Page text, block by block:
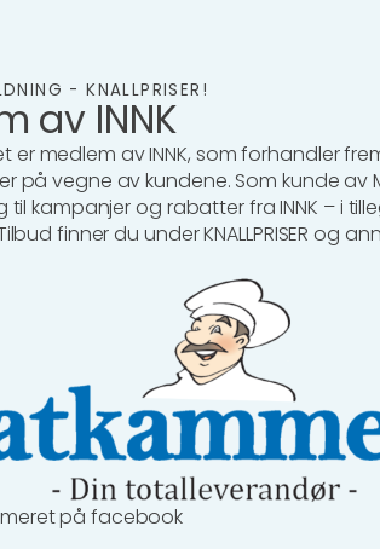
- KNALLPRISER!
av INNK
er medlem av INNK, som forhandler
på vegne av kundene. Som kunde av
kampanjer og rabatter fra INNK – i
finner du under KNALLPRISER og
på facebook